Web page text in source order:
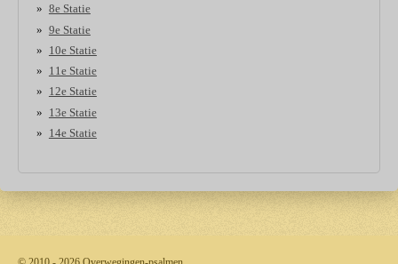
8e Statie
9e Statie
10e Statie
11e Statie
12e Statie
13e Statie
14e Statie